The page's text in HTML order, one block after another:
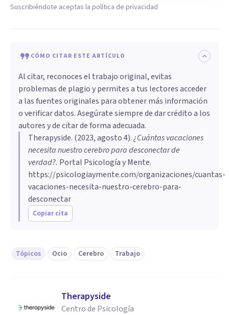
Suscribiéndote aceptas la política de privacidad
CÓMO CITAR ESTE ARTÍCULO
Al citar, reconoces el trabajo original, evitas
problemas de plagio y permites a tus lectores acceder
a las fuentes originales para obtener más información
o verificar datos. Asegúrate siempre de dar crédito a los
autores y de citar de forma adecuada.
Therapyside. (2023, agosto 4).¿Cuántas vacaciones
necesita nuestro cerebro para desconectar de
verdad?. Portal Psicología y Mente.
https://psicologiaymente.com/organizaciones/cuantas-
vacaciones-necesita-nuestro-cerebro-para-
desconectar
Copiar cita
Tópicos Ocio Cerebro Trabajo
Therapyside
Centro de Psicología